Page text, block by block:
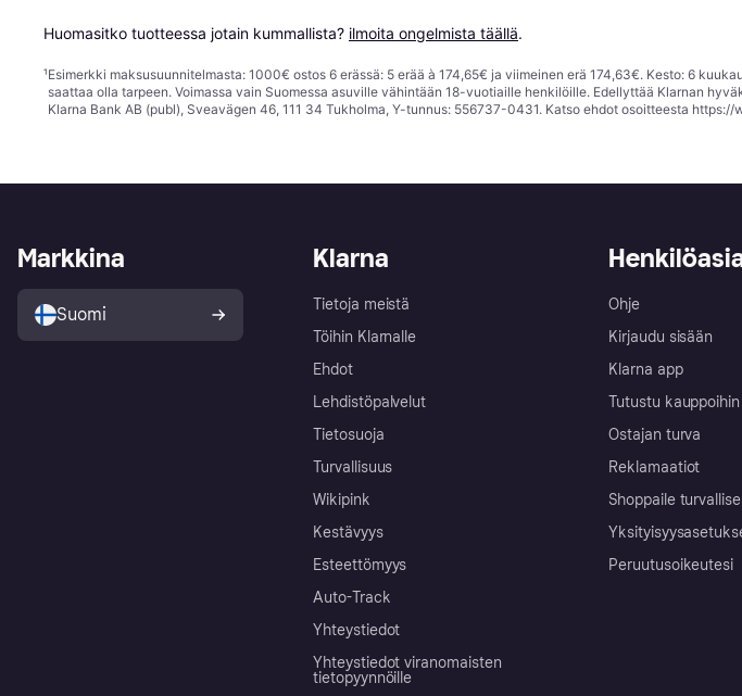
Huomasitko tuotteessa jotain kummallista? ilmoita ongelmista täällä.
¹Esimerkki maksusuunnitelmasta: 1000€ ostos 6 erässä: 5 erää à 174,65€ ja viimeinen erä 174,63€. Kesto: 6
saattaa olla tarpeen. Voimassa vain Suomessa asuville vähintään 18-vuotiaille henkilöille. Edellyttää Klarnan
Klarna Bank AB (publ), Sveavägen 46, 111 34 Tukholma, Y-tunnus: 556737-0431. Katso ehdot osoitteesta https://
Klarna
Tietoja meistä
Töihin Klarnalle
Ehdot
Lehdistöpalvelut
Tietosuoja
Turvallisuus
Wikipink
Kestävyys
Esteettömyys
Auto-Track
Yhteystiedot
Yhteystiedot viranomaisten
tietopyynnöille
Ohje
Kirjaudu sisään
Klarna app
Tutustu kauppoihin
Ostajan turva
Reklamaatiot
Shoppaile
Peruutusoikeutesi
Markkina
Suomi